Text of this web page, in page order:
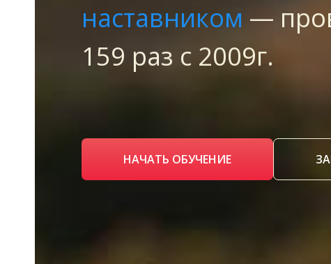
наставником —
159 раз с 2009г.
НАЧАТЬ ОБУЧЕНИЕ